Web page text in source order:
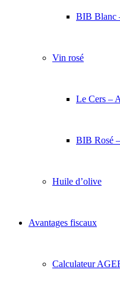
BIB Blanc
Vin rosé
Le Cers –
BIB Rosé
Huile d’olive
Avantages fiscaux
Calculateur